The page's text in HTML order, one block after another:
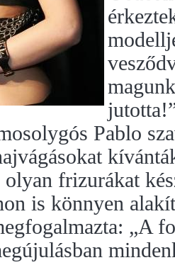
Pablo
frizurákat
is könnyen
„A